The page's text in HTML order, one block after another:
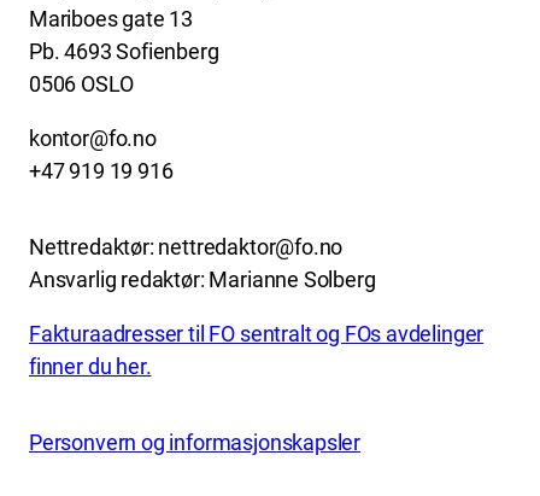
Mariboes gate 13
Pb. 4693 Sofienberg
0506 OSLO
kontor@fo.no
+47 919 19 916
Nettredaktør: nettredaktor@fo.no
Ansvarlig redaktør: Marianne Solberg
Fakturaadresser til FO sentralt og FOs avdelinger
finner du her.
Personvern og informasjonskapsler